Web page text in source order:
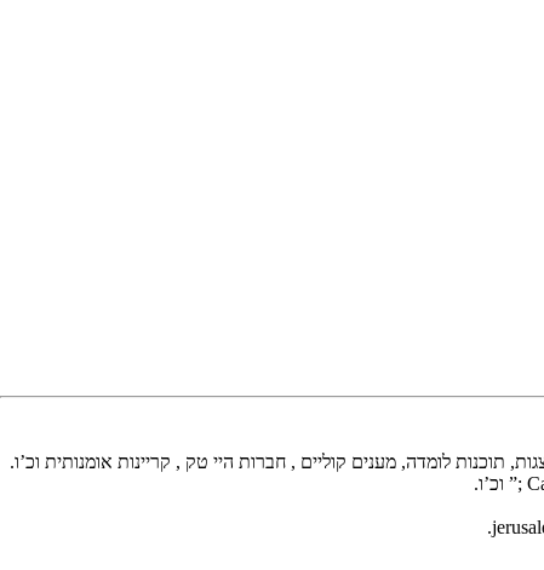
תוכנות לומדה, מענים קוליים , חברות היי טק , קריינות אומנותית וכ’ו.